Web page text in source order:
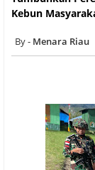
Kebun
Menara Riau